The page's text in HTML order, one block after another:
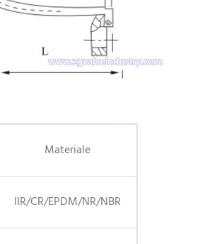
Materiale
IIR/CR/EPDM/NR/NBR